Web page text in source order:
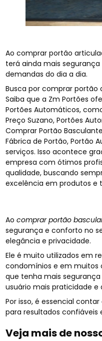
Ao comprar portão
terá ainda mais
demandas do dia a dia.
Busca por comprar portão
Saiba que a Zm Portões
Portões Automáticos,
Preço Suzano, Portões
Comprar Portão
Fábrica de Portão, Portão
serviços. Isso acontece
empresa com ótimos
qualidade, buscando
excelência em produtos e
Aocomprar portão
segurança e conforto no
elegância e privacidade.
Ele é muito utilizados em
condomínios e em muitos
que tenha mais
usuário mais praticidade e
Por isso, é essencial
para resultados confiáveis
Veja mais de